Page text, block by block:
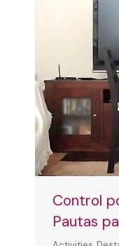
Control
Pautas